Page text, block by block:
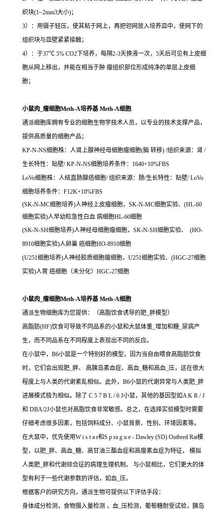
织块(1~2mm3大小)；
3）：用镊子轻压，使其粘于网上，再把钽网放入培养皿中，使网下的
组织块与皿壁紧紧接触；
4）：于37℃ 5% CO2下培养，每隔2-3天换液一次，5天后可见有上皮细
胞从网上移出，并能在相当于肿 瘤组织部位形成纯净的单层上皮细
胞；
小鼠肉_瘤细胞Meth-A培养基 Meth-A细胞
通派细胞库拥有专业的细胞生物学技术人员，以专业的技术支撑产品，
提供高质量的细胞产品；
KP-N-NS细胞株：人肾上腺神经母细胞瘤细胞(脑 转移) /组织来源：肾 /
生长特性：贴壁/ KP-N-NS细胞培养条件：1640+10%FBS
LoVo细胞株：人结直肠腺癌细胞/ 组织来源：肠/生长特性：贴壁/ LoVo
细胞培养条件：F12K+10%FBS
(SK-N-MC细胞培养)人神经上皮瘤细胞，SK-N-MC细胞实验、(HL-60
细胞实验)人早幼粒急性白血 病细胞HL-60细胞
(SK-N-SH细胞培养)人神经母细胞瘤细胞，SK-N-SH细胞实验、 (HO-
8910细胞实验)人卵巢 癌细胞HO-8910细胞
(U251细胞培养)人神经胶质细胞瘤细胞，U251细胞实验、(HGC-27细胞
实验)人胃 癌细胞（未分化）HGC-27细胞
小鼠肉_瘤细胞Meth-A培养基 Meth-A细胞
通派生物细胞库为您提供：（高脂饮食诱导的肥_胖模型）
高脂肪(HF)饮食可导致不同品系的小鼠和大鼠体重_增加和糖_尿病产
生，而不同品系在不同程度上表现出不同的反应。
在小鼠中，B6小鼠是一个特别好的模型，因为当自由喂食高脂肪饮食
时，它们会出现肥_胖、 高胰岛素血症、高血_糖和高血_压，这在很大
程度上与人类的代谢紊乱相似。此外，B6小鼠的代谢异常与人类肥_胖
进展模式极为相似。除了 C 5 7 B L / 6 J小鼠，其他的基因型如A K R / J
和 DBA/2J小鼠也对高脂饮食非常敏感。总之，在选择实验模型时需要
仔细考虑很多因素，包括饲料成分、小鼠背景、性别、环境因素等。
在大鼠中，优先使用W i s t a r和S p ra g u e - Dawley (SD) Outbred Rat模
型，以肥_胖、高血_糖、高甘油三酯血症和高瘦素血症为特征， 模拟
人类肥_胖和代谢综合征的病理生理机制。 与小鼠相比，它们更大的体
型有利于一些代谢参数的评估，如血_压。
根据客户的研究方向，通派生物可提供以下评估手段：
身体成分检测，食物摄入量检测 ，血_压检测，葡萄糖耐受试验，胰岛